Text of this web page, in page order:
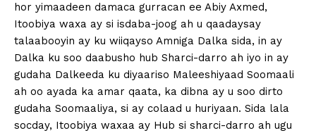
hor yimaadeen damaca gurracan ee Abiy Axmed,
Itoobiya waxa ay si isdaba-joog ah u qaadaysay
talaabooyin ay ku wiiqayso Amniga Dalka sida, in ay
Dalka ku soo daabusho hub Sharci-darro ah iyo in ay
gudaha Dalkeeda ku diyaariso Maleeshiyaad Soomaali
ah oo ayada ka amar qaata, ka dibna ay u soo dirto
gudaha Soomaaliya, si ay colaad u huriyaan. Sida lala
socday, Itoobiya waxaa ay Hub si sharci-darro ah ugu